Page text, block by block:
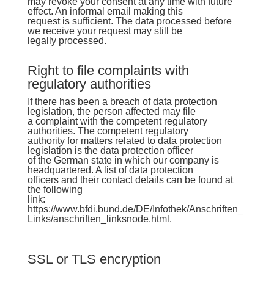
effect. An informal email making this
request is sufficient. The data processed before
we receive your request may still be
legally processed.
Right to file complaints with
regulatory authorities
If there has been a breach of data protection
legislation, the person affected may file
a complaint with the competent regulatory
authorities. The competent regulatory
authority for matters related to data protection
legislation is the data protection officer
of the German state in which our company is
headquartered. A list of data protection
officers and their contact details can be found at
the following
link:
https://www.bfdi.bund.de/DE/Infothek/Anschriften_
Links/anschriften_linksnode.html .
SSL or TLS encryption